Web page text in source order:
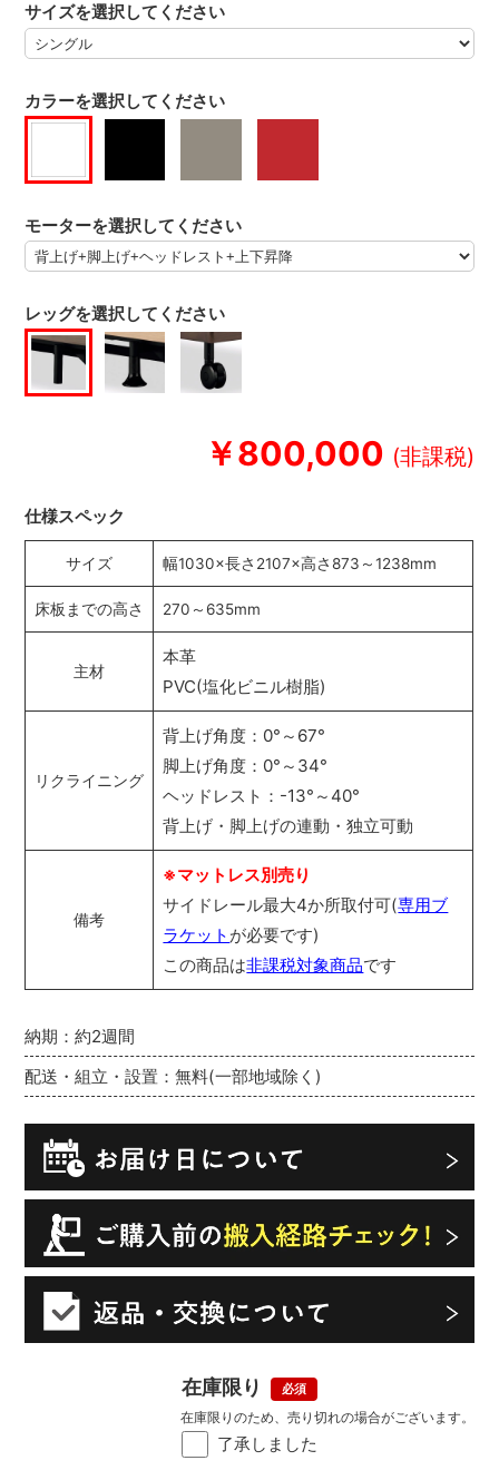
￥800,000
納期：約2週間
配送・組立・設置：無料(一部地域除く)
在庫限り
了承しました
在庫限りのため、売り切れの場合がございます。
カラーを選択してください
サイズを選択してください
モーターを選択してください
レッグを選択してください
仕様スペック
サイズ 幅1030×長さ2107×高さ873～1238mm
床板までの高さ 270～635mm
主材
本革
PVC(塩化ビニル樹脂)
リクライニング
背上げ角度：0°～67°
脚上げ角度：0°～34°
ヘッドレスト：-13°～40°
背上げ・脚上げの連動・独立可動
備考
※マットレス別売り
サイドレール最大4か所取付可(専用ブ
ラケット が必要です)
この商品は非課税対象商品です